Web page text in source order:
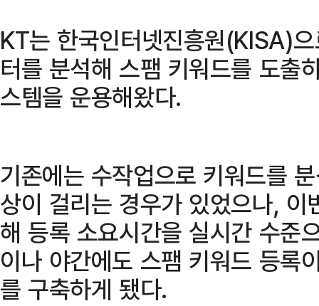
KT는 한국인터넷진흥원(KISA)
터를 분석해 스팸 키워드를 도출
스템을 운용해왔다.
기존에는 수작업으로 키워드를
상이 걸리는 경우가 있었으나,
해 등록 소요시간을 실시간 수준
이나 야간에도 스팸 키워드 등록
를 구축하게 됐다.